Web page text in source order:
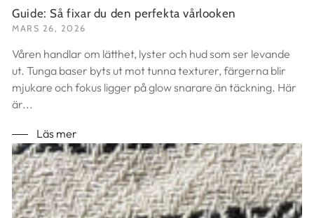
Guide: Så fixar du den perfekta vårlooken
MARS 26, 2026
Våren handlar om lätthet, lyster och hud som ser levande
ut. Tunga baser byts ut mot tunna texturer, färgerna blir
mjukare och fokus ligger på glow snarare än täckning. Här
är...
Läs mer